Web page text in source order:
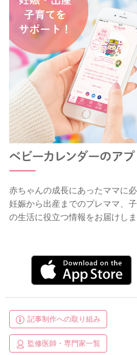
赤ちゃんの成長にあったママに
妊娠から出産までのプレママ、
の生活に役立つ情報をお届けしま
記事制作への取り組み
監修医師・専門家一覧